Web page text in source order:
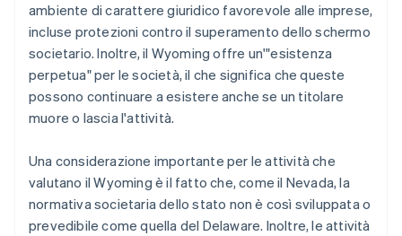
ambiente di carattere giuridico favorevole alle imprese,
incluse protezioni contro il superamento dello schermo
societario. Inoltre, il Wyoming offre un'"esistenza
perpetua" per le società, il che significa che queste
possono continuare a esistere anche se un titolare
muore o lascia l'attività.
Una considerazione importante per le attività che
valutano il Wyoming è il fatto che, come il Nevada, la
normativa societaria dello stato non è così sviluppata o
prevedibile come quella del Delaware. Inoltre, le attività